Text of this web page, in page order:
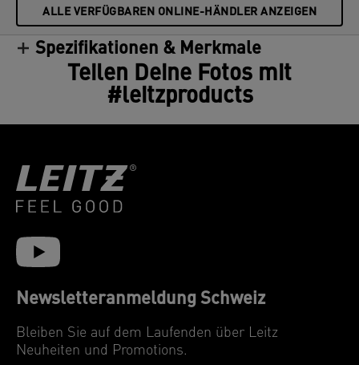
ALLE VERFÜGBAREN ONLINE-HÄNDLER ANZEIGEN
Spezifikationen & Merkmale
Teilen Deine Fotos mit
#leitzproducts
Newsletteranmeldung Schweiz
Bleiben Sie auf dem Laufenden über Leitz
Neuheiten und Promotions.